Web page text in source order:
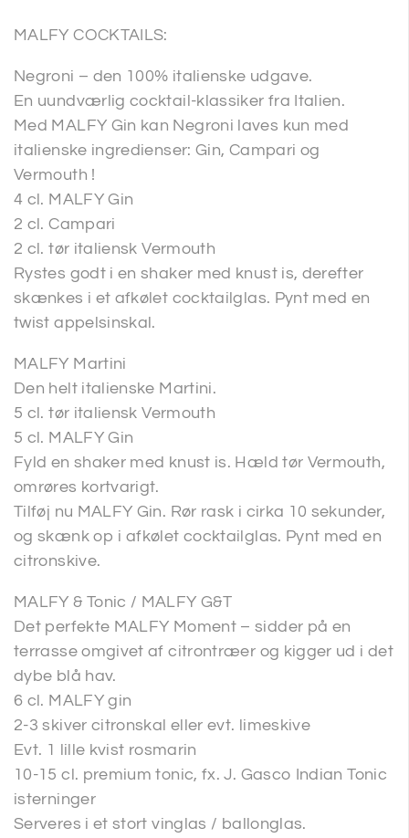
MALFY COCKTAILS:
Negroni – den 100% italienske udgave.
En uundværlig cocktail-klassiker fra Italien.
Med MALFY Gin kan Negroni laves kun med
italienske ingredienser: Gin, Campari og
Vermouth !
4 cl. MALFY Gin
2 cl. Campari
2 cl. tør italiensk Vermouth
Rystes godt i en shaker med knust is, derefter
skænkes i et afkølet cocktailglas. Pynt med en
twist appelsinskal.
MALFY Martini
Den helt italienske Martini.
5 cl. tør italiensk Vermouth
5 cl. MALFY Gin
Fyld en shaker med knust is. Hæld tør Vermouth,
omrøres kortvarigt.
Tilføj nu MALFY Gin. Rør rask i cirka 10 sekunder,
og skænk op i afkølet cocktailglas. Pynt med en
citronskive.
MALFY & Tonic / MALFY G&T
Det perfekte MALFY Moment – sidder på en
terrasse omgivet af citrontræer og kigger ud i det
dybe blå hav.
6 cl. MALFY gin
2-3 skiver citronskal eller evt. limeskive
Evt. 1 lille kvist rosmarin
10-15 cl. premium tonic, fx. J. Gasco Indian Tonic
isterninger
Serveres i et stort vinglas / ballonglas.